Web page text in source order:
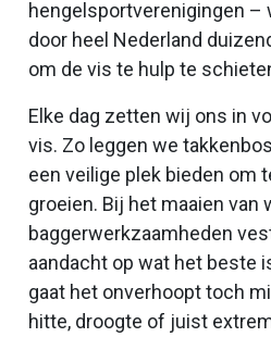
hengelsportverenigingen –
door heel Nederland
om de vis te hulp te
Elke dag zetten wij ons in
vis. Zo leggen we
een veilige plek bieden om
groeien. Bij het maaien van
baggerwerkzaamheden
aandacht op wat het beste
gaat het onverhoopt toch
hitte, droogte of juist